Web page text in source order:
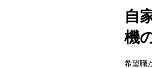
自
機
希望職